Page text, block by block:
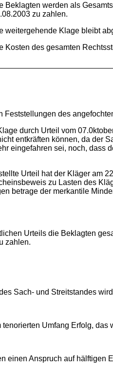
Beklagten werden als
zu zahlen.
weitergehende Klage bleibt
Kosten des gesamten
Feststellungen des
durch Urteil vom
entkräften können, da der
eingefahren sei, noch, dass
Urteil hat der Kläger am
zu Lasten des
betrage der merkantile
Urteils die Beklagten
zahlen.
Sach- und Streitstandes
Umfang Erfolg,
einen Anspruch auf hälftigen